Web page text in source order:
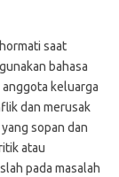
saat
bahasa
keluarga
dan merusak
sopan dan
atau
pada masalah